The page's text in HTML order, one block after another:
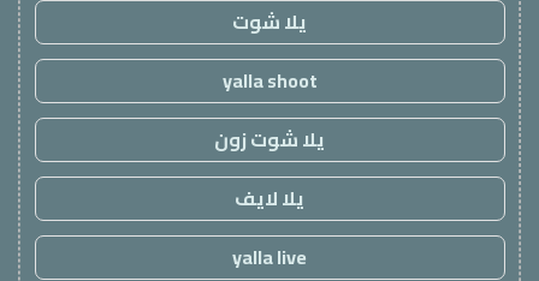
يلا شوت
yalla shoot
يلا شوت زون
يلا لايف
yalla live